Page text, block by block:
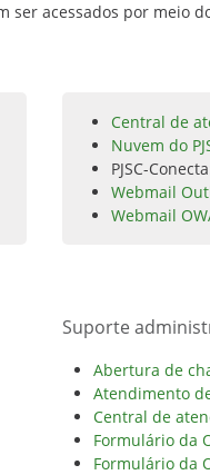
ser acessados por meio
Central de
Nuvem do
PJSC-
Webmail
Webmail
Suporte
Abertura de
Atendimento
Central de
Formulário da
Formulário da